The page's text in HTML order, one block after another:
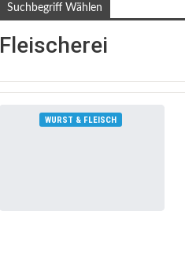
Suchbegriff Wählen
Fleischerei
WURST & FLEISCH